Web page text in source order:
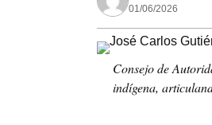
01/06/2026
Consejo de
indígena,